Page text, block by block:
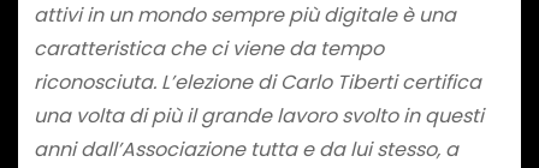
attivi in un mondo sempre più digitale è una
caratteristica che ci viene da tempo
riconosciuta. L’elezione di Carlo Tiberti certifica
una volta di più il grande lavoro svolto in questi
anni dall’Associazione tutta e da lui stesso, a